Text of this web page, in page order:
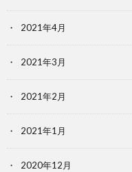
2021年4月
2021年3月
2021年2月
2021年1月
2020年12月